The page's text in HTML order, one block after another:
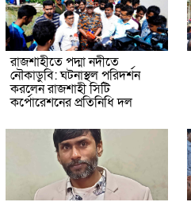
রাজশাহীতে পদ্মা নদীতে
নৌকাডুবি: ঘটনাস্থল পরিদর্শন
করলেন রাজশাহী সিটি
কর্পোরেশনের প্রতিনিধি দল